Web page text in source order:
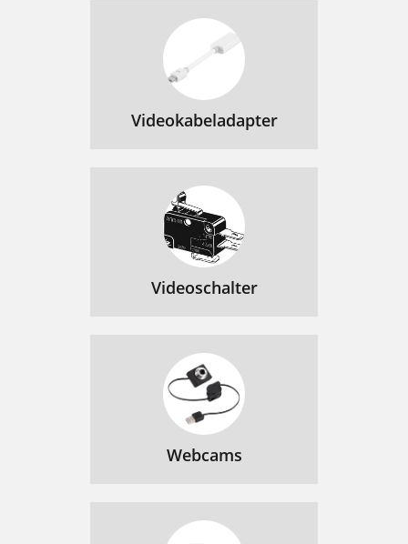
Videokabeladapter
Videoschalter
Webcams